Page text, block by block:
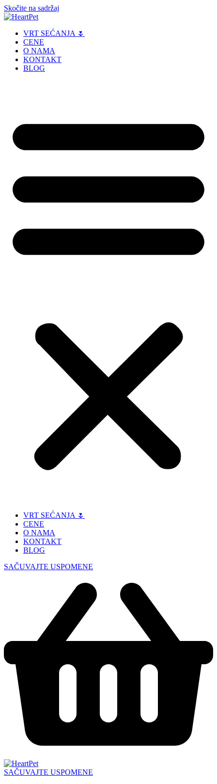
Skočite na sadržaj
VRT SEĆANJA 🌷
CENE
O NAMA
KONTAKT
BLOG
VRT SEĆANJA 🌷
CENE
O NAMA
KONTAKT
BLOG
SAČUVAJTE USPOMENE
SAČUVAJTE USPOMENE